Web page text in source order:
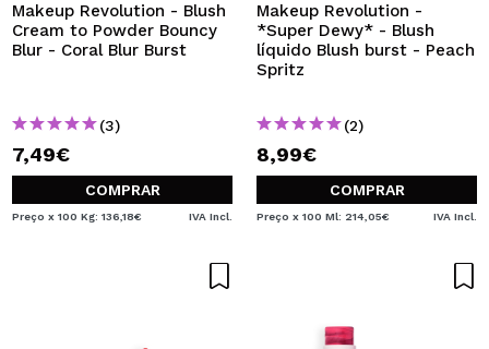
Makeup Revolution - Blush
Cream to Powder Bouncy
Blur - Coral Blur Burst
(3)
7,49€
COMPRAR
Preço x 100 Kg: 136,18€ IVA Incl.
Makeup Revolution -
*Super Dewy* - Blush
líquido Blush burst - Peach
Spritz
(2)
8,99€
COMPRAR
Preço x 100 Ml: 214,05€ IVA Incl.